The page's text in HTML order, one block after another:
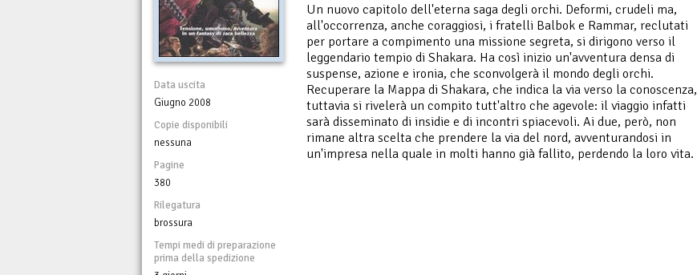
Data uscita
Giugno 2008
Copie disponibili
nessuna
Pagine
380
Rilegatura
brossura
Tempi medi di preparazione
prima della spedizione
Un nuovo capitolo dell'eterna saga degli orchi. Deformi, crudeli ma,
all'occorrenza, anche coraggiosi, i fratelli Balbok e Rammar, reclutati
per portare a compimento una missione segreta, si dirigono verso il
leggendario tempio di Shakara. Ha così inizio un'avventura densa di
suspense, azione e ironia, che sconvolgerà il mondo degli orchi.
Recuperare la Mappa di Shakara, che indica la via verso la conoscenza,
tuttavia si rivelerà un compito tutt'altro che agevole: il viaggio infatti
sarà disseminato di insidie e di incontri spiacevoli. Ai due, però, non
rimane altra scelta che prendere la via del nord, avventurandosi in
un'impresa nella quale in molti hanno già fallito, perdendo la loro vita.